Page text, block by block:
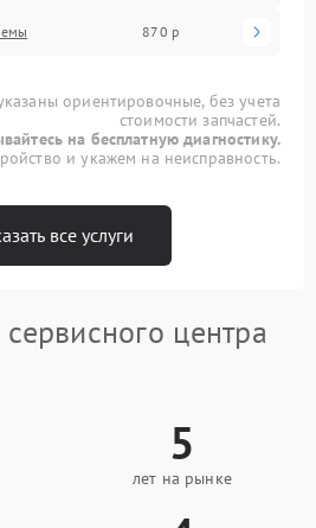
870 р
ориентировочные, без учета
стоимости запчастей.
на бесплатную диагностику.
и укажем на неисправность.
все услуги
центра
5
лет на рынке